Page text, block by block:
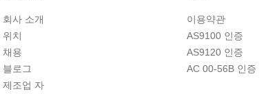
회사 소개
위치
채용
블로그
제조업 자
이용약관
AS9100 인증
AS9120 인증
AC 00-56B 인증